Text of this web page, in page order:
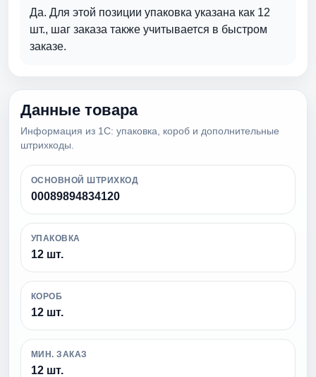
Да. Для этой позиции упаковка указана как 12
шт., шаг заказа также учитывается в быстром
заказе.
Данные товара
Информация из 1С: упаковка, короб и дополнительные
штрихкоды.
ОСНОВНОЙ ШТРИХКОД
00089894834120
УПАКОВКА
12 шт.
КОРОБ
12 шт.
МИН. ЗАКАЗ
12 шт.